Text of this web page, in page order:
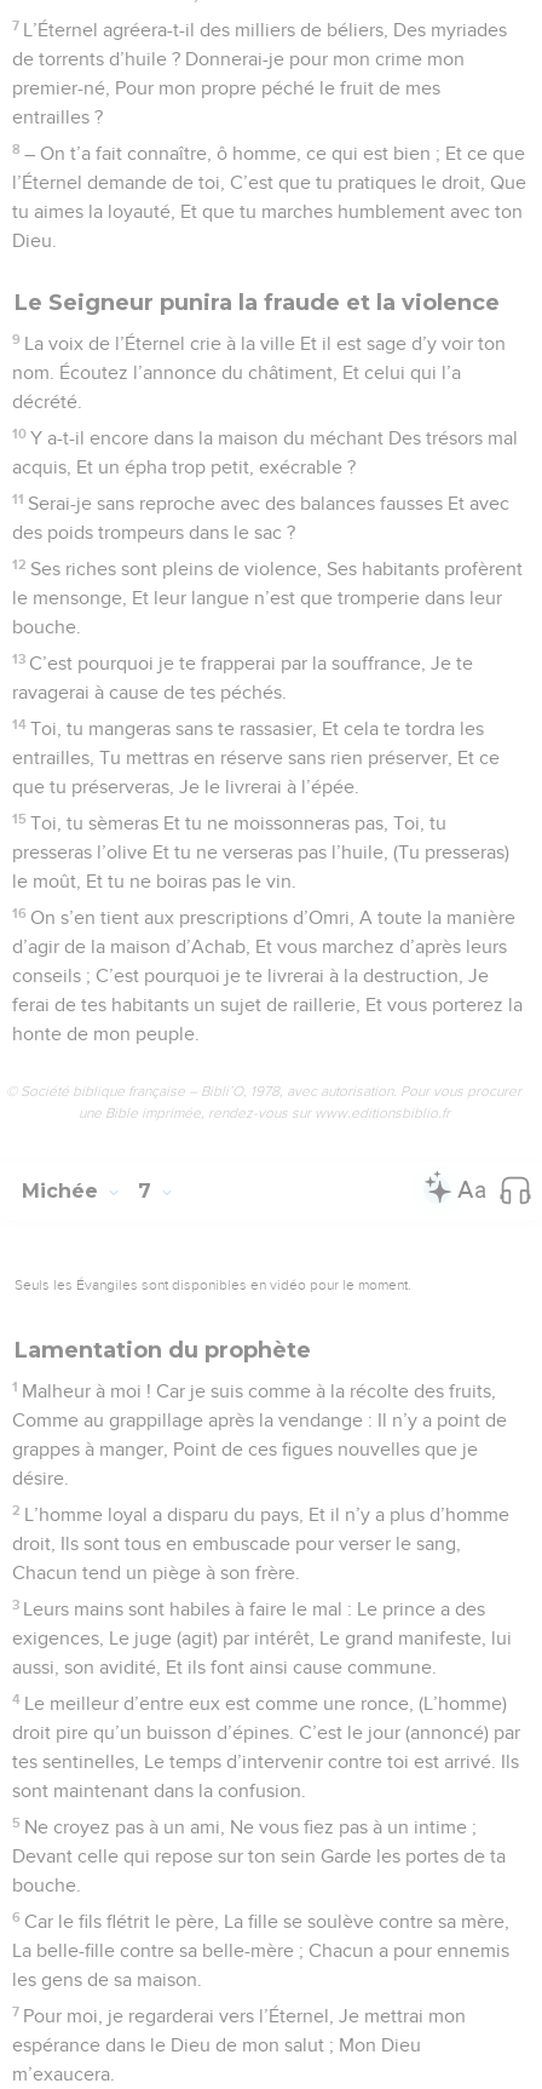
7 L’Éternel agréera-t-il des milliers de béliers, Des myriades
de torrents d’huile ? Donnerai-je pour mon crime mon
premier-né, Pour mon propre péché le fruit de mes
entrailles ?
8 – On t’a fait connaître, ô homme, ce qui est bien ; Et ce que
l’Éternel demande de toi, C’est que tu pratiques le droit, Que
tu aimes la loyauté, Et que tu marches humblement avec ton
Dieu.
Le Seigneur punira la fraude et la violence
9 La voix de l’Éternel crie à la ville Et il est sage d’y voir ton
nom. Écoutez l’annonce du châtiment, Et celui qui l’a
décrété.
10 Y a-t-il encore dans la maison du méchant Des trésors mal
acquis, Et un épha trop petit, exécrable ?
11 Serai-je sans reproche avec des balances fausses Et avec
des poids trompeurs dans le sac ?
12 Ses riches sont pleins de violence, Ses habitants profèrent
le mensonge, Et leur langue n’est que tromperie dans leur
bouche.
13 C’est pourquoi je te frapperai par la souffrance, Je te
ravagerai à cause de tes péchés.
14 Toi, tu mangeras sans te rassasier, Et cela te tordra les
entrailles, Tu mettras en réserve sans rien préserver, Et ce
que tu préserveras, Je le livrerai à l’épée.
15 Toi, tu sèmeras Et tu ne moissonneras pas, Toi, tu
presseras l’olive Et tu ne verseras pas l’huile, (Tu presseras)
le moût, Et tu ne boiras pas le vin.
16 On s’en tient aux prescriptions d’Omri, A toute la manière
d’agir de la maison d’Achab, Et vous marchez d’après leurs
conseils ; C’est pourquoi je te livrerai à la destruction, Je
ferai de tes habitants un sujet de raillerie, Et vous porterez la
honte de mon peuple.
© Société biblique française – Bibli’O, 1978, avec autorisation. Pour vous procurer
une Bible imprimée, rendez-vous sur www.editionsbiblio.fr
Michée 7
Seuls les Évangiles sont disponibles en vidéo pour le moment.
Lamentation du prophète
1 Malheur à moi ! Car je suis comme à la récolte des fruits,
Comme au grappillage après la vendange : Il n’y a point de
grappes à manger, Point de ces figues nouvelles que je
désire.
2 L’homme loyal a disparu du pays, Et il n’y a plus d’homme
droit, Ils sont tous en embuscade pour verser le sang,
Chacun tend un piège à son frère.
3 Leurs mains sont habiles à faire le mal : Le prince a des
exigences, Le juge (agit) par intérêt, Le grand manifeste, lui
aussi, son avidité, Et ils font ainsi cause commune.
4 Le meilleur d’entre eux est comme une ronce, (L’homme)
droit pire qu’un buisson d’épines. C’est le jour (annoncé) par
tes sentinelles, Le temps d’intervenir contre toi est arrivé. Ils
sont maintenant dans la confusion.
5 Ne croyez pas à un ami, Ne vous fiez pas à un intime ;
Devant celle qui repose sur ton sein Garde les portes de ta
bouche.
6 Car le fils flétrit le père, La fille se soulève contre sa mère,
La belle-fille contre sa belle-mère ; Chacun a pour ennemis
les gens de sa maison.
7 Pour moi, je regarderai vers l’Éternel, Je mettrai mon
espérance dans le Dieu de mon salut ; Mon Dieu
m’exaucera.